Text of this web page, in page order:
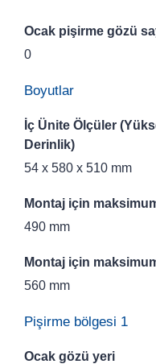
Ocak pişirme gözü
0
Boyutlar
İç Ünite Ölçüler
Derinlik)
54 x 580 x 510 mm
Montaj için
490 mm
Montaj için
560 mm
Pişirme bölgesi 1
Ocak gözü yeri